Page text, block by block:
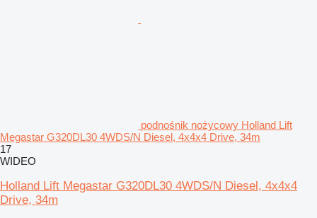
podnośnik nożycowy Holland Lift
Megastar G320DL30 4WDS/N Diesel, 4x4x4 Drive, 34m
17
WIDEO
Holland Lift Megastar G320DL30 4WDS/N Diesel, 4x4x4
Drive, 34m